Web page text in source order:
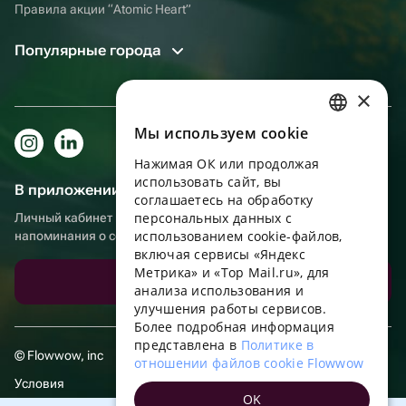
Правила акции “Atomic Heart”
Популярные города
В приложении еще удобнее!
Личный кабинет получателя, больше бонусов за покупки и
напоминания о событиях
Скачать приложение
© Flowwow, inc
Условия
ENGLISH
UKRAINIAN
PORTUGUESE
FRENCH
TURKISH
×
Мы используем сookie
Нажимая ОК или продолжая
использовать сайт, вы
соглашаетесь на обработку
персональных данных с
использованием cookie-файлов,
включая сервисы «Яндекс
Метрика» и «Top Mail.ru», для
анализа использования и
улучшения работы сервисов.
Более подробная информация
представлена в Политике в
отношении файлов cookie Flowwow
OK